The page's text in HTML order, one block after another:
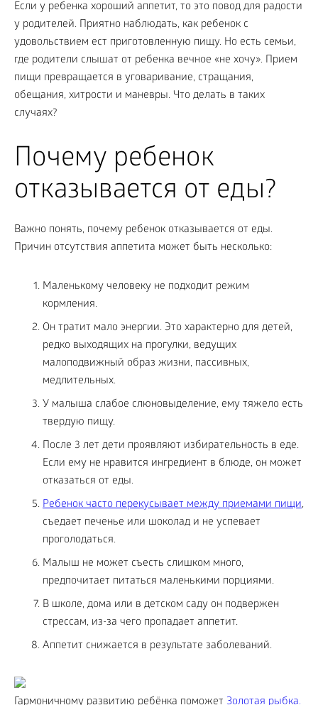
Если у ребенка хороший аппетит, то это повод для радости
у родителей. Приятно наблюдать, как ребенок с
удовольствием ест приготовленную пищу. Но есть семьи,
где родители слышат от ребенка вечное «не хочу». Прием
пищи превращается в уговаривание, стращания,
обещания, хитрости и маневры. Что делать в таких
случаях?
Почему ребенок
отказывается от еды?
Важно понять, почему ребенок отказывается от еды.
Причин отсутствия аппетита может быть несколько:
Маленькому человеку не подходит режим
кормления.
Он тратит мало энергии. Это характерно для детей,
редко выходящих на прогулки, ведущих
малоподвижный образ жизни, пассивных,
медлительных.
У малыша слабое слюновыделение, ему тяжело есть
твердую пищу.
После 3 лет дети проявляют избирательность в еде.
Если ему не нравится ингредиент в блюде, он может
отказаться от еды.
Ребенок часто перекусывает между приемами пищи,
съедает печенье или шоколад и не успевает
проголодаться.
Малыш не может съесть слишком много,
предпочитает питаться маленькими порциями.
В школе, дома или в детском саду он подвержен
стрессам, из-за чего пропадает аппетит.
Аппетит снижается в результате заболеваний.
Гармоничному развитию ребёнка поможет Золотая рыбка.